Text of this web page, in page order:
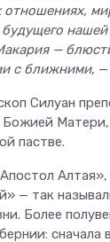
отношениях,
—
с ближними, —
Силуан
пастве.
— так
Более
сначала